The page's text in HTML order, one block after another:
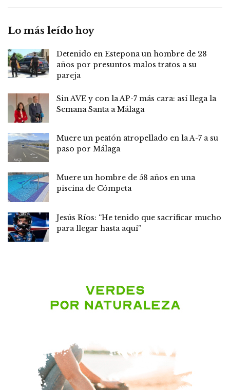
Lo más leído hoy
Detenido en Estepona un hombre de 28
años por presuntos malos tratos a su
pareja
Sin AVE y con la AP-7 más cara: así llega la
Semana Santa a Málaga
Muere un peatón atropellado en la A-7 a su
paso por Málaga
Muere un hombre de 58 años en una
piscina de Cómpeta
Jesús Ríos: “He tenido que sacrificar mucho
para llegar hasta aquí”